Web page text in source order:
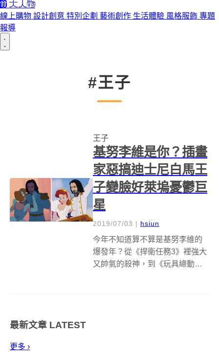
線上購物 設計創意 特別企劃 藝術創作 生活體驗 風格服飾 專題
報導
#王子
王子
基努李維是你？插畫
家惡搞迪士尼白馬王
子變臉好萊塢憂鬱巨
星
2019/07/03 | hsiun
今年不知道算不算是基努李維的
爆發年？從《捍衛任務3》裡強大
又帥氣的殺神，到《玩具總動員
最新文章 LATEST
更多 ›